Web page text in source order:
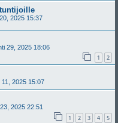
2025 15:37
29, 2025 18:06
1 2
11, 2025 15:07
2025 22:51
1 2 3 4 5